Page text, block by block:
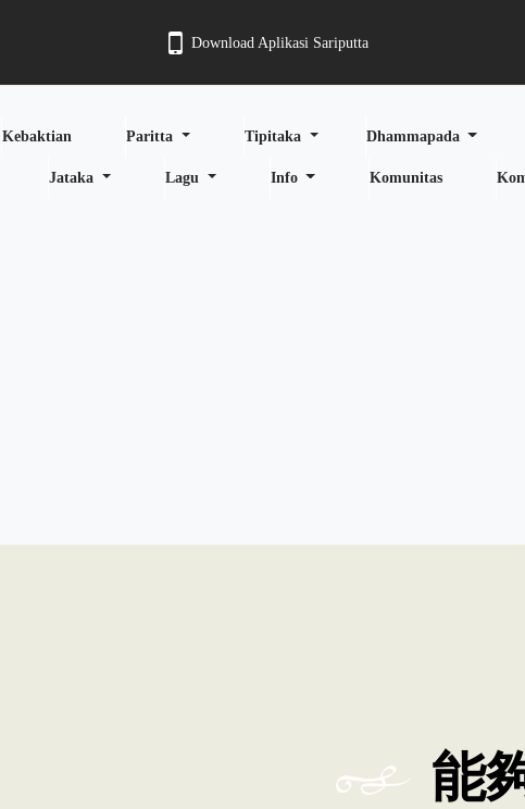
Download Aplikasi Sariputta
Kebaktian Paritta Tipitaka Dhammapada
Jataka Lagu Info Komunitas
能